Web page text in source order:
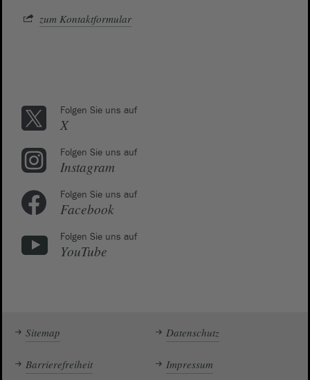
zum Kontaktformular
Folgen Sie uns auf
X
Folgen Sie uns auf
Instagram
Folgen Sie uns auf
Facebook
Folgen Sie uns auf
YouTube
Sitemap Datenschutz
Barrierefreiheit Impressum